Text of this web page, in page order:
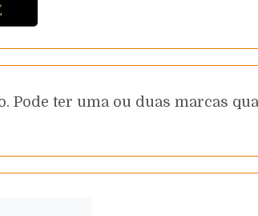
Pode ter uma ou duas marcas